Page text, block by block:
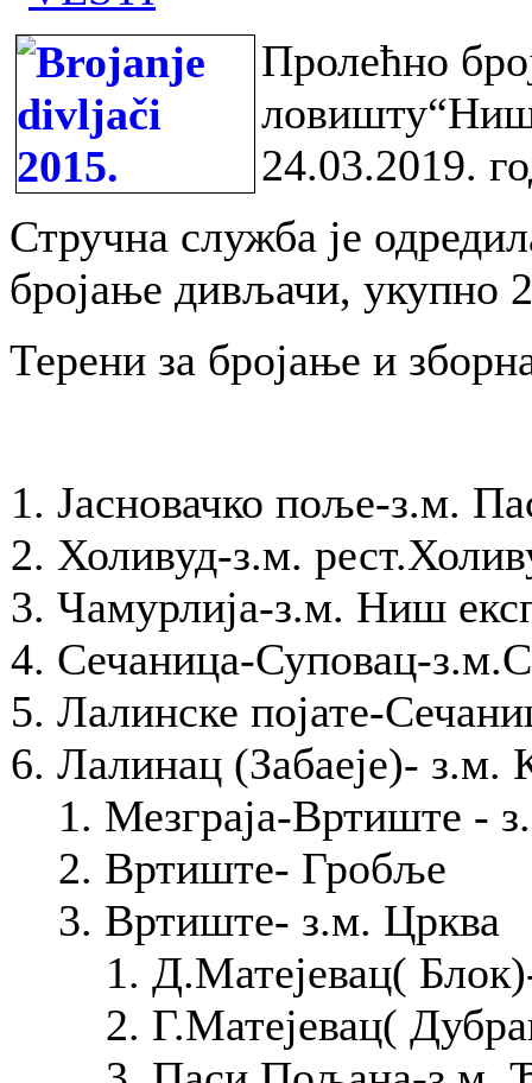
Пролећно
24.03.2019.
Стручна служба је
бројање дивљачи, укупно
Терени за бројање и
Јасновачко поље-з.м.
Холивуд-з.м.
Чамурлија-з.м. Ниш
Сечаница-Суповац-
Лалинске појате-
Лалинац (Забаеје)- з.м.
Мезграја-Вртиште -
Вртиште- Гробље
Вртиште- з.м. Црква
Д.Матејевац(
Г.Матејевац(